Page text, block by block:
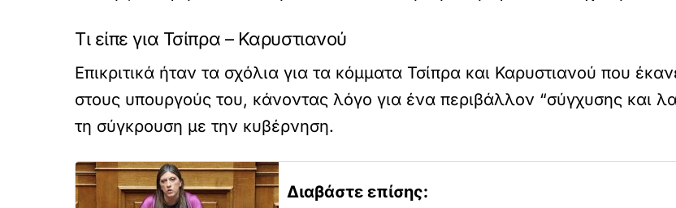
Τι είπε για Τσίπρα – Καρυστιανού
Επικριτικά ήταν τα σχόλια για τα κόμματα Τσίπρα και Καρυστιανού που
στους υπουργούς του, κάνοντας λόγο για ένα περιβάλλον “σύγχυσης και
τη σύγκρουση με την κυβέρνηση.
Διαβάστε επίσης: